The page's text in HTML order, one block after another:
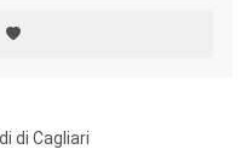
di Cagliari